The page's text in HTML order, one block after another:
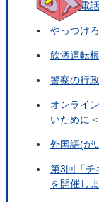
詐欺の電
やっつけ
飲酒運転
警察の行
オンライ
いために
外国語(が
第3回「チ
を開催し